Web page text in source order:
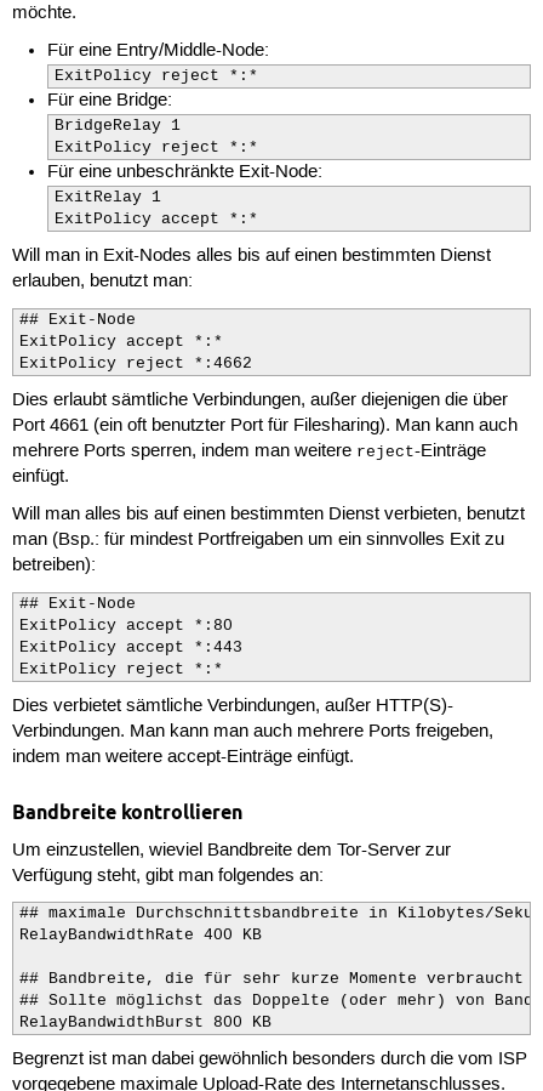
möchte.
Für eine Entry/Middle-Node:
ExitPolicy reject *:*
Für eine Bridge:
BridgeRelay 1
ExitPolicy reject *:*
Für eine unbeschränkte Exit-Node:
ExitRelay 1
ExitPolicy accept *:*
Will man in Exit-Nodes alles bis auf einen bestimmten Dienst
erlauben, benutzt man:
## Exit-Node
ExitPolicy accept *:*
ExitPolicy reject *:4662
Dies erlaubt sämtliche Verbindungen, außer diejenigen die über
Port 4661 (ein oft benutzter Port für Filesharing). Man kann auch
mehrere Ports sperren, indem man weitere reject-Einträge
einfügt.
Will man alles bis auf einen bestimmten Dienst verbieten, benutzt
man (Bsp.: für mindest Portfreigaben um ein sinnvolles Exit zu
betreiben):
## Exit-Node
ExitPolicy accept *:80
ExitPolicy accept *:443
ExitPolicy reject *:*
Dies verbietet sämtliche Verbindungen, außer HTTP(S)-
Verbindungen. Man kann man auch mehrere Ports freigeben,
indem man weitere accept-Einträge einfügt.
Bandbreite kontrollieren
Um einzustellen, wieviel Bandbreite dem Tor-Server zur
Verfügung steht, gibt man folgendes an:
## maximale Durchschnittsbandbreite in Kilobytes/
RelayBandwidthRate 400 KB
## Bandbreite, die für sehr kurze Momente verbraucht
## Sollte möglichst das Doppelte (oder mehr) von
RelayBandwidthBurst 800 KB
Begrenzt ist man dabei gewöhnlich besonders durch die vom ISP
vorgegebene maximale Upload-Rate des Internetanschlusses.